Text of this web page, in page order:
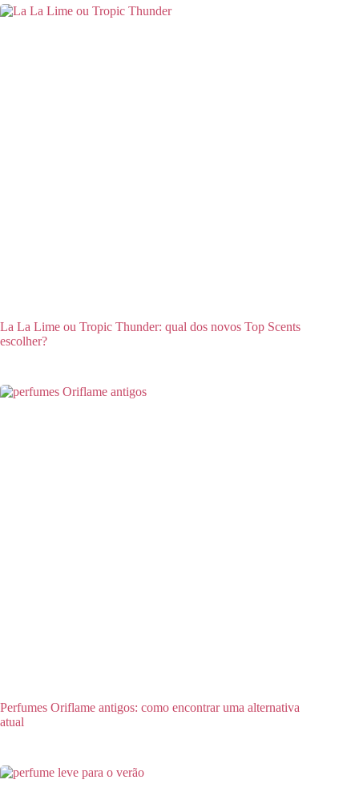
La La Lime ou Tropic Thunder: qual dos novos Top Scents
escolher?
Perfumes Oriflame antigos: como encontrar uma alternativa
atual